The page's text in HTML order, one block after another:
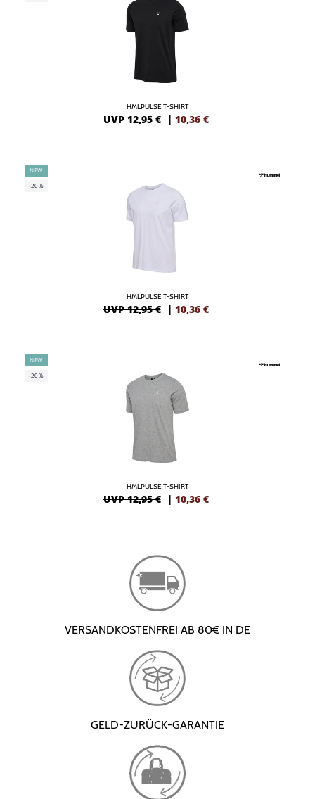
HMLPULSE T-SHIRT
UVP 12,95 € | 10,36 €
NEW
-20%
HMLPULSE T-SHIRT
UVP 12,95 € | 10,36 €
NEW
-20%
HMLPULSE T-SHIRT
UVP 12,95 € | 10,36 €
VERSANDKOSTENFREI AB 80€ IN DE
GELD-ZURÜCK-GARANTIE